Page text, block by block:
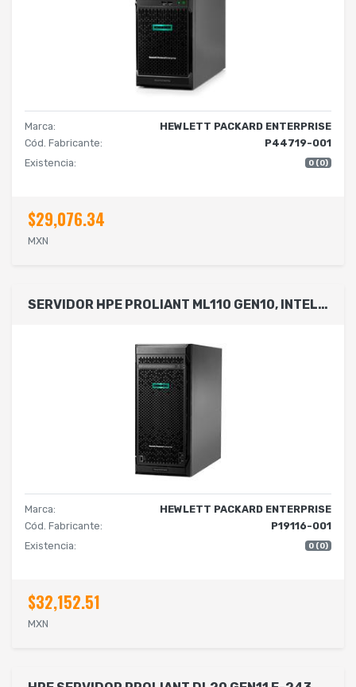
Marca:
HEWLETT PACKARD ENTERPRISE
Cód. Fabricante:
P44719-001
Existencia:
0 (0)
$29,076.34
MXN
SERVIDOR HPE PROLIANT ML110 GEN10, INTEL XEON BRONZE-3204 6-CORE 1.90GHZ 8.25MB, 16GB 1 X 16GB PC4-2933Y-R DDR4 RDIMM, 4 X LFF HOT PLUG 3.5IN 4 TB, 1 X 4 TB, S100I, NO OPTICAL, 550W, 3YR NBD
Marca:
HEWLETT PACKARD ENTERPRISE
Cód. Fabricante:
P19116-001
Existencia:
0 (0)
$32,152.51
MXN